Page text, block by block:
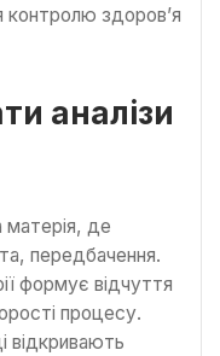
контролю здоров’я
аналізи
де
передбачення.
формує відчуття
процесу.
відкривають